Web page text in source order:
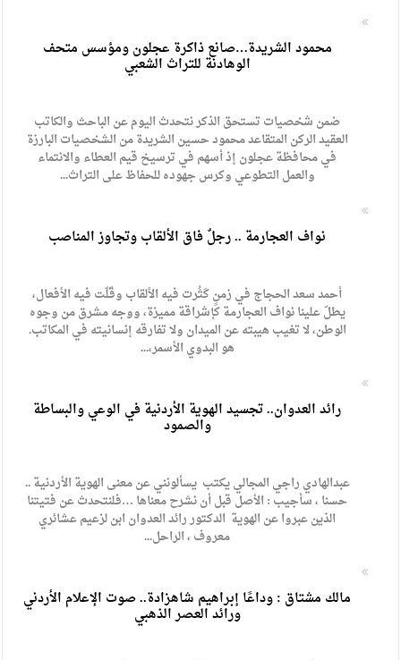
محمود الشريدة…صانع ذاكرة عجلون ومؤسس متحف
الوهادنة للتراث الشعبي
ضمن شخصيات تستحق الذكر نتحدث اليوم عن الباحث والكاتب
العقيد الركن المتقاعد محمود حسين الشريدة من الشخصيات البارزة
في محافظة عجلون إذ أسهم في ترسيخ قيم العطاء والانتماء
والعمل التطوعي وكرس جهوده للحفاظ على التراث...
نواف العجارمة .. رجلٌ فاق الألقاب وتجاوز المناصب
أحمد سعد الحجاج في زمنٍ كَثُرت فيه الألقاب وقَلّت فيه الأفعال،
يطلّ علينا نواف العجارمة كإشراقة مميزة، ووجه مشرق من وجوه
الوطن، لا تغيب هيبته عن الميدان ولا تفارقه إنسانيته في المكاتب.
هو البدوي الأسمر،...
رائد العدوان.. تجسيد الهوية الأردنية في الوعي والبساطة
والصمود
عبدالهادي راجي المجالي يكتب يسألونني عن معنى الهوية الأردنية ..
حسنا ، سأجيب : الأصل قبل أن نشرح معناها …فلنتحدث عن فتيتنا
الذين عبروا عن الهوية الدكتور رائد العدوان ابن لزعيم عشائري
معروف ، الراحل...
مالك مشتاق : وداعًا إبراهيم شاهزادة.. صوت الإعلام الأردني
ورائد العصر الذهبي